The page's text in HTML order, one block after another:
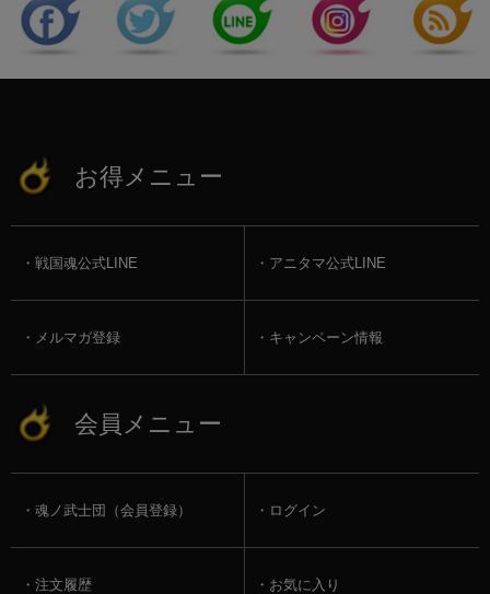
お得メニュー
戦国魂公式LINE アニタマ公式LINE
メルマガ登録 キャンペーン情報
会員メニュー
魂ノ武士団（会員登録） ログイン
注文履歴 お気に入り